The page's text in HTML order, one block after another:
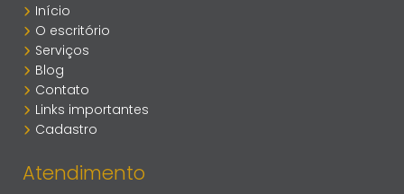
Início
O escritório
Serviços
Blog
Contato
Links importantes
Cadastro
Atendimento